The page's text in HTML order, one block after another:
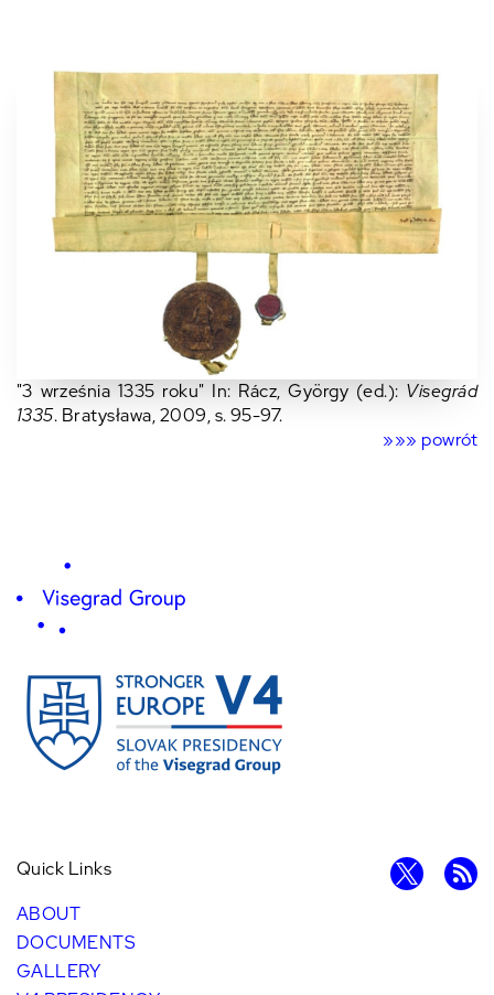
"3 września 1335 roku" In: Rácz, György (ed.): Visegrád
1335. Bratysława, 2009, s. 95-97.
»»» powrót
Quick Links
ABOUT
DOCUMENTS
GALLERY